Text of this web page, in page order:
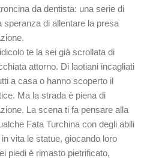
da dentista: una serie di
di allentare la presa
te la sei già scrollata di
attorno. Di laotiani incagliati
a casa o hanno scoperto il
Ma la strada è piena di
La scena ti fa pensare alla
Fata Turchina con degli abili
vita le statue, giocando loro
piedi è rimasto pietrificato,